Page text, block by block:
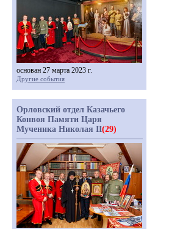
основан 27 марта 2023 г.
Другие события
Орловский отдел Казачьего
Конвоя Памяти Царя
Мученика Николая II(29)